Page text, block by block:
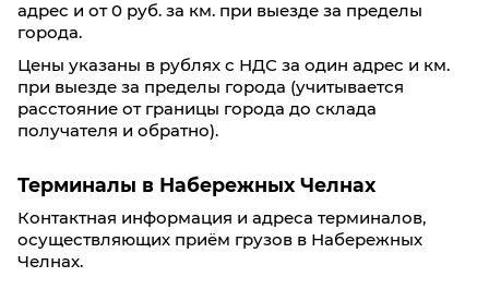
адрес и от 0 руб. за км. при выезде за пределы
города.
Цены указаны в рублях с НДС за один адрес и км.
при выезде за пределы города (учитывается
расстояние от границы города до склада
получателя и обратно).
Терминалы в Набережных Челнах
Контактная информация и адреса терминалов,
осуществляющих приём грузов в Набережных
Челнах.